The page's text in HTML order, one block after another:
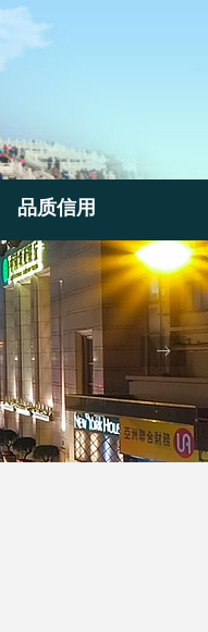
ꁹ
品质信用
品质信用